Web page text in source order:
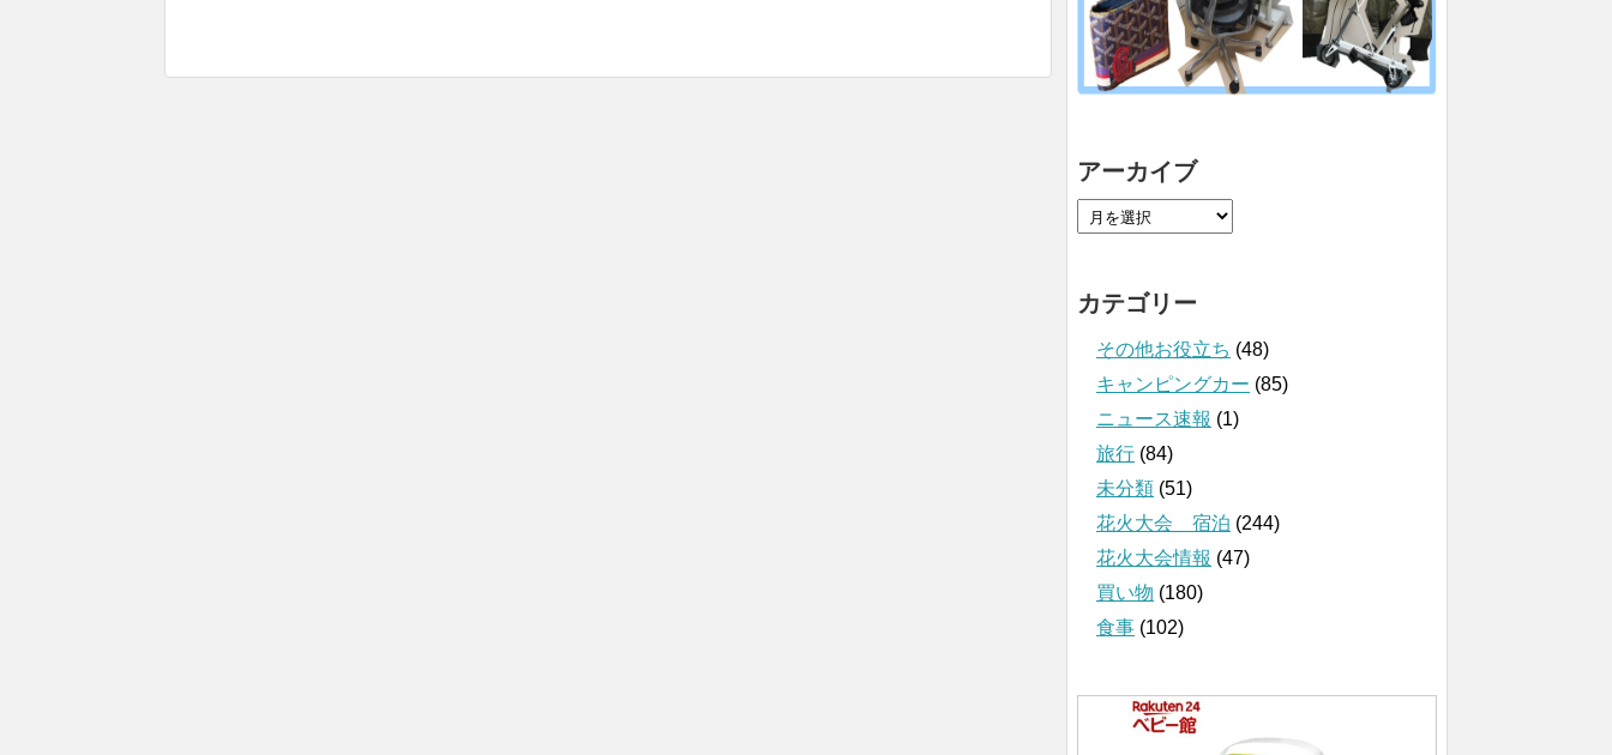
アーカイブ
カテゴリー
その他お役立ち (48)
キャンピングカー (85)
ニュース速報 (1)
旅行 (84)
未分類 (51)
花火大会 宿泊 (244)
花火大会情報 (47)
買い物 (180)
食事 (102)